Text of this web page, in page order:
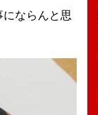
ならんと思